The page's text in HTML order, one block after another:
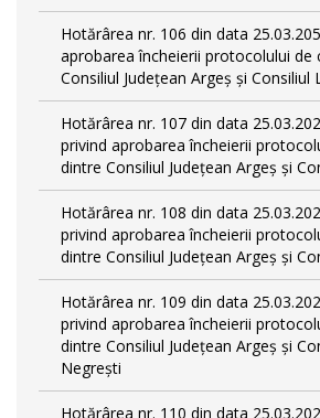
Hotărârea nr. 106 din data
aprobarea încheierii protocolului de
Consiliul Județean Argeș și Consiliul
Hotărârea nr. 107 din data
privind aprobarea încheierii
dintre Consiliul Județean Argeș și
Hotărârea nr. 108 din data
privind aprobarea încheierii
dintre Consiliul Județean Argeș și
Hotărârea nr. 109 din data
privind aprobarea încheierii
dintre Consiliul Județean Argeș și
Negrești
Hotărârea nr. 110 din data